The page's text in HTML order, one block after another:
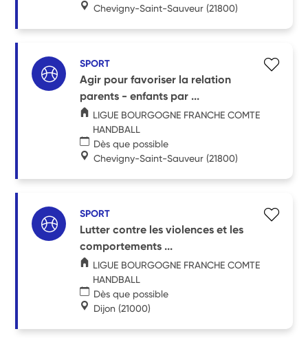
Chevigny-Saint-Sauveur (21800)
SPORT
Agir pour favoriser la relation
parents - enfants par ...
LIGUE BOURGOGNE FRANCHE COMTE
HANDBALL
Dès que possible
Chevigny-Saint-Sauveur (21800)
SPORT
Lutter contre les violences et les
comportements ...
LIGUE BOURGOGNE FRANCHE COMTE
HANDBALL
Dès que possible
Dijon (21000)